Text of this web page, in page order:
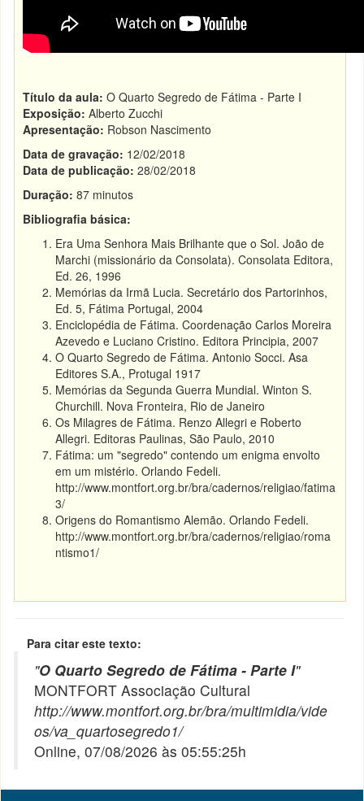
Título da aula: O Quarto Segredo de Fátima - Parte I
Exposição: Alberto Zucchi
Apresentação: Robson Nascimento
Data de gravação: 12/02/2018
Data de publicação: 28/02/2018
Duração: 87 minutos
Bibliografia básica:
Era Uma Senhora Mais Brilhante que o Sol. João de
Marchi (missionário da Consolata). Consolata Editora,
Ed. 26, 1996
Memórias da Irmã Lucia. Secretário dos Partorinhos,
Ed. 5, Fátima Portugal, 2004
Enciclopédia de Fátima. Coordenação Carlos Moreira
Azevedo e Luciano Cristino. Editora Principia, 2007
O Quarto Segredo de Fátima. Antonio Socci. Asa
Editores S.A., Protugal 1917
Memórias da Segunda Guerra Mundial. Winton S.
Churchill. Nova Fronteira, Rio de Janeiro
Os Milagres de Fátima. Renzo Allegri e Roberto
Allegri. Editoras Paulinas, São Paulo, 2010
Fátima: um "segredo" contendo um enigma envolto
em um mistério. Orlando Fedeli.
http://www.montfort.org.br/bra/cadernos/religiao/fatima
3/
Origens do Romantismo Alemão. Orlando Fedeli.
http://www.montfort.org.br/bra/cadernos/religiao/roma
ntismo1/
Para citar este texto:
"O Quarto Segredo de Fátima - Parte I"
MONTFORT Associação Cultural
http://www.montfort.org.br/bra/multimidia/vide
os/va_quartosegredo1/
Online, 07/08/2026 às 05:55:25h